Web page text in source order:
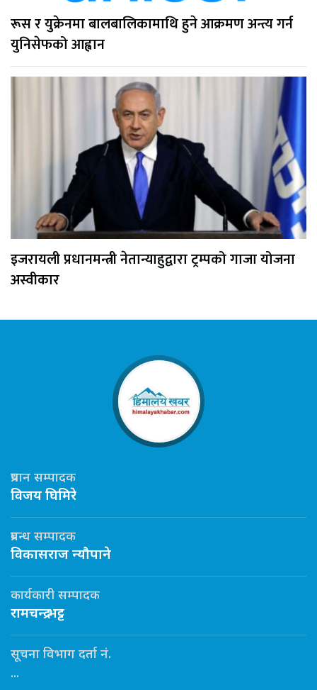
रूस र युक्रेनमा बालबालिकामाथि हुने आक्रमण अन्त्य गर्न
युनिसेफको आह्वान
इजरायली प्रधानमन्त्री नेतान्याहुद्वारा ट्रम्पको गाजा योजना
अस्वीकार
प्रधान सम्पादक
विजय घिमिरे
प्रबन्ध सम्पादक
विकासराज न्यौपाने
कार्यकारी सम्पादक
रामचन्द्र भट्ट
सूचना विभाग दर्ता नं.
...